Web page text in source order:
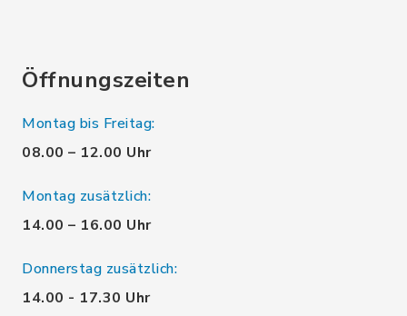
Öffnungszeiten
Montag bis Freitag:
08.00 – 12.00 Uhr
Montag zusätzlich:
14.00 – 16.00 Uhr
Donnerstag zusätzlich:
14.00 - 17.30 Uhr